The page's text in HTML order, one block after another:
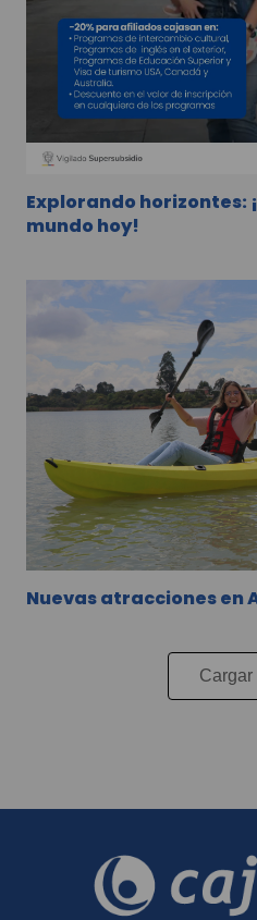
Explorando horizontes:
mundo hoy!
Nuevas atracciones en
Cargar